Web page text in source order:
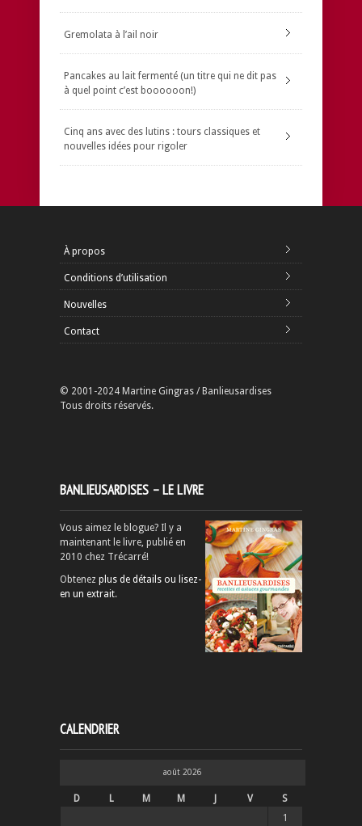
Gremolata à l’ail noir
Pancakes au lait fermenté (un titre qui ne dit pas
à quel point c’est boooooon!)
Cinq ans avec des lutins : tours classiques et
nouvelles idées pour rigoler
À propos
Conditions d’utilisation
Nouvelles
Contact
© 2001-2024 Martine Gingras / Banlieusardises
Tous droits réservés.
BANLIEUSARDISES – LE LIVRE
Vous aimez le blogue? Il y a
maintenant le livre, publié en
2010 chez Trécarré!
Obtenez plus de détails ou lisez-
en un extrait.
CALENDRIER
août 2026
D L M M J V
S
1